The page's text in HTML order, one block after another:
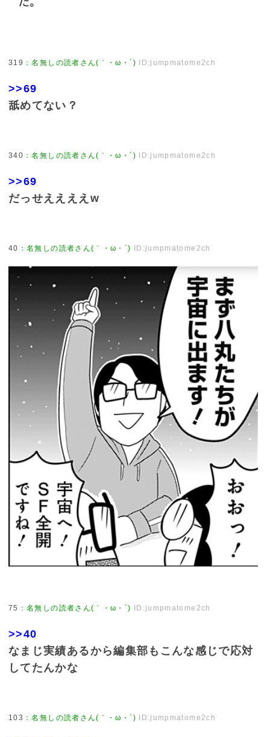
319 ：名無しの読者さん(｀・ω・´) ID:jumpmatome2ch
>>69
舐めてない？
340 ：名無しの読者さん(｀・ω・´) ID:jumpmatome2ch
>>69
だっせええええw
40 ：名無しの読者さん(｀・ω・´) ID:jumpmatome2ch
75 ：名無しの読者さん(｀・ω・´) ID:jumpmatome2ch
>>40
なまじ実績あるから編集部もこんな感じで応対
してたんかな
103 ：名無しの読者さん(｀・ω・´) ID:jumpmatome2ch